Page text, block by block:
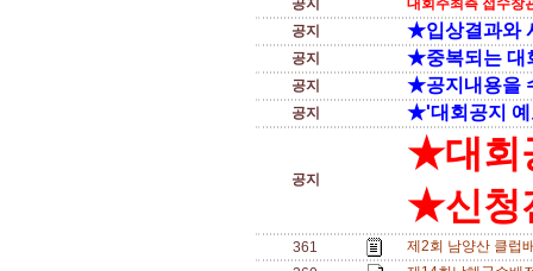
공지
대회주최측 접수창
공지
★입상결과와
공지 ★중복되는 대
공지 ★공지내용을
공지 ★'대회공지 예
공지
★대회
★신청
361
제2회 남양산 클럽